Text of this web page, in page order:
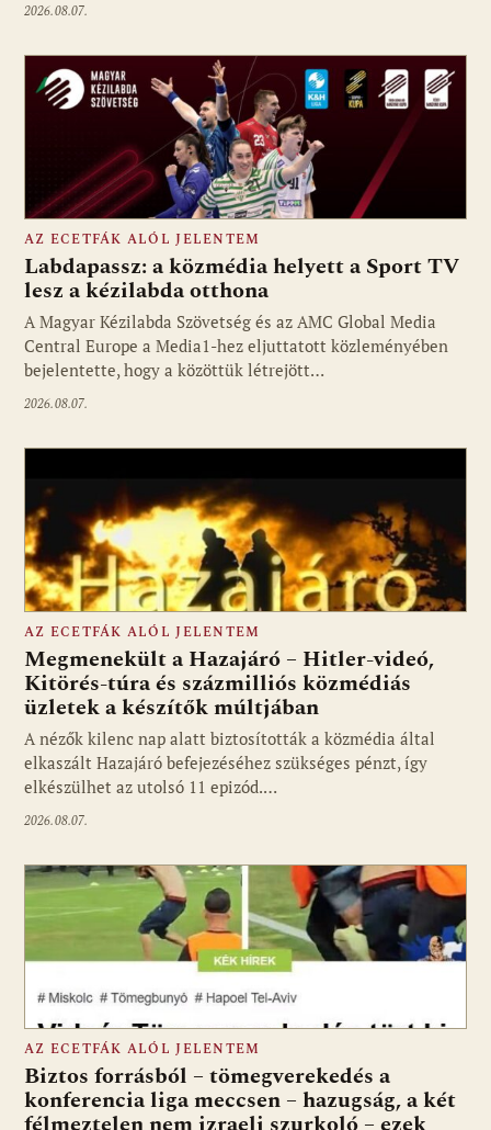
2026.08.07.
Fotó: media1.hu
AZ ECETFÁK ALÓL JELENTEM
Labdapassz: a közmédia helyett a Sport TV
lesz a kézilabda otthona
A Magyar Kézilabda Szövetség és az AMC Global Media
Central Europe a Media1-hez eljuttatott közleményében
bejelentette, hogy a közöttük létrejött…
2026.08.07.
Fotó: media1.hu
AZ ECETFÁK ALÓL JELENTEM
Megmenekült a Hazajáró – Hitler-videó,
Kitörés-túra és százmilliós közmédiás
üzletek a készítők múltjában
A nézők kilenc nap alatt biztosították a közmédia által
elkaszált Hazajáró befejezéséhez szükséges pénzt, így
elkészülhet az utolsó 11 epizód.…
2026.08.07.
AZ ECETFÁK ALÓL JELENTEM
Biztos forrásból – tömegverekedés a
konferencia liga meccsen – hazugság, a két